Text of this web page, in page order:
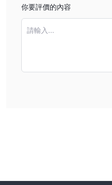
你要評價的內容
請輸入...